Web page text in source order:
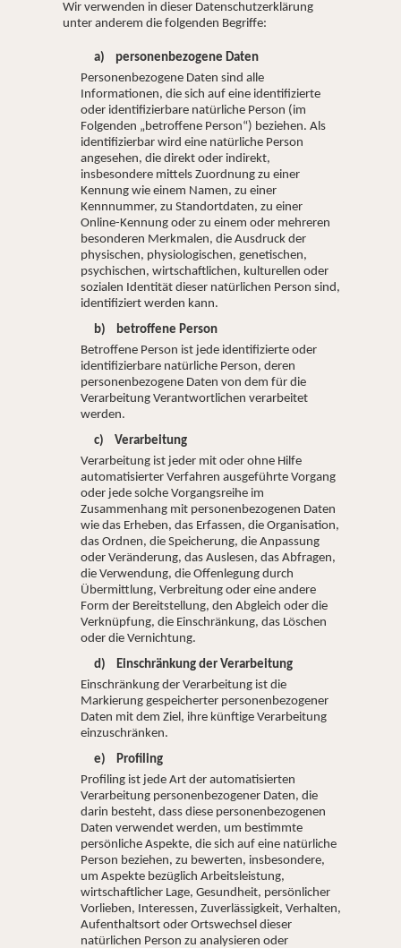
Wir verwenden in dieser Datenschutzerklärung
unter anderem die folgenden Begriffe:
a) personenbezogene Daten
Personenbezogene Daten sind alle
Informationen, die sich auf eine identifizierte
oder identifizierbare natürliche Person (im
Folgenden „betroffene Person“) beziehen. Als
identifizierbar wird eine natürliche Person
angesehen, die direkt oder indirekt,
insbesondere mittels Zuordnung zu einer
Kennung wie einem Namen, zu einer
Kennnummer, zu Standortdaten, zu einer
Online-Kennung oder zu einem oder mehreren
besonderen Merkmalen, die Ausdruck der
physischen, physiologischen, genetischen,
psychischen, wirtschaftlichen, kulturellen oder
sozialen Identität dieser natürlichen Person sind,
identifiziert werden kann.
b) betroffene Person
Betroffene Person ist jede identifizierte oder
identifizierbare natürliche Person, deren
personenbezogene Daten von dem für die
Verarbeitung Verantwortlichen verarbeitet
werden.
c) Verarbeitung
Verarbeitung ist jeder mit oder ohne Hilfe
automatisierter Verfahren ausgeführte Vorgang
oder jede solche Vorgangsreihe im
Zusammenhang mit personenbezogenen Daten
wie das Erheben, das Erfassen, die Organisation,
das Ordnen, die Speicherung, die Anpassung
oder Veränderung, das Auslesen, das Abfragen,
die Verwendung, die Offenlegung durch
Übermittlung, Verbreitung oder eine andere
Form der Bereitstellung, den Abgleich oder die
Verknüpfung, die Einschränkung, das Löschen
oder die Vernichtung.
d) Einschränkung der Verarbeitung
Einschränkung der Verarbeitung ist die
Markierung gespeicherter personenbezogener
Daten mit dem Ziel, ihre künftige Verarbeitung
einzuschränken.
e) Profiling
Profiling ist jede Art der automatisierten
Verarbeitung personenbezogener Daten, die
darin besteht, dass diese personenbezogenen
Daten verwendet werden, um bestimmte
persönliche Aspekte, die sich auf eine natürliche
Person beziehen, zu bewerten, insbesondere,
um Aspekte bezüglich Arbeitsleistung,
wirtschaftlicher Lage, Gesundheit, persönlicher
Vorlieben, Interessen, Zuverlässigkeit, Verhalten,
Aufenthaltsort oder Ortswechsel dieser
natürlichen Person zu analysieren oder